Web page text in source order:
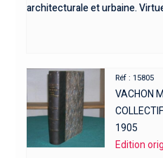
architecturale et urbaine.
Réf : 15805
VACHON
COLLECTIF
1905
Edition